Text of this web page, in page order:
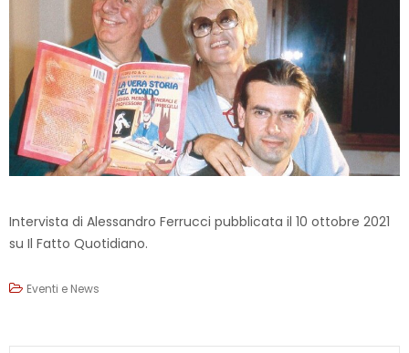
Intervista di Alessandro Ferrucci pubblicata il 10 ottobre 2021
su Il Fatto Quotidiano.
Eventi e News